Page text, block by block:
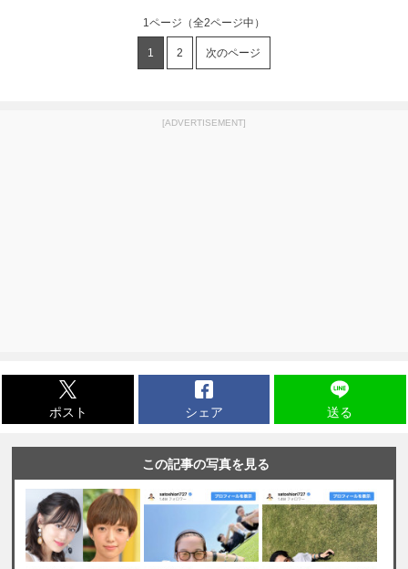
1ページ （全2ページ中）
1 2 次のページ
[ADVERTISEMENT]
ポスト シェア 送る
この記事の写真を見る